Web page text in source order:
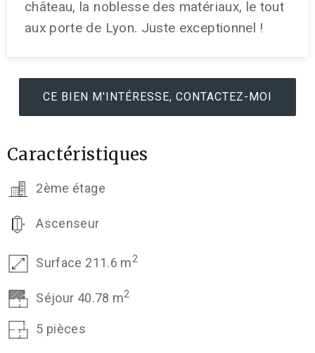
château, la noblesse des matériaux, le tout
aux porte de Lyon. Juste exceptionnel !
CE BIEN M'INTÉRESSE, CONTACTEZ-MOI
Caractéristiques
2ème étage
Ascenseur
Surface 211.6 m2
Séjour 40.78 m2
5 pièces